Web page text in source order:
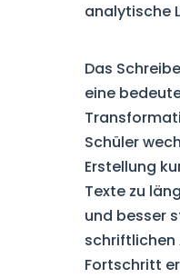
analytische
Das
eine
Schüler
Erstellung
Texte zu
und besser
schriftlichen
Fortschritt